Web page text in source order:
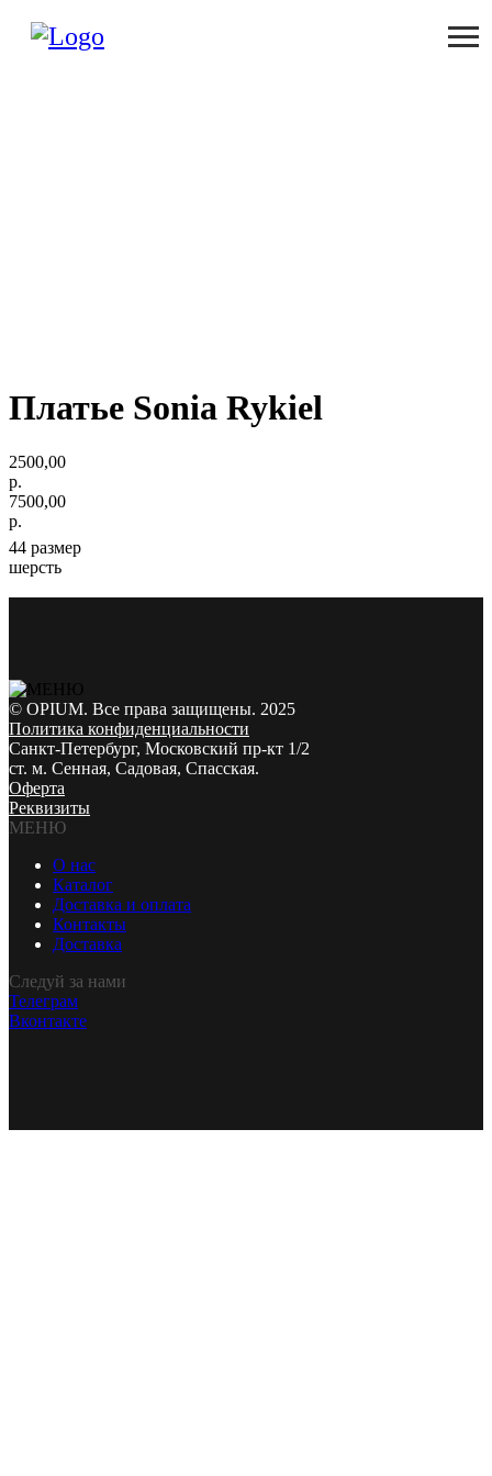
Платье Sonia Rykiel
2500,00
р.
7500,00
р.
44 размер
шерсть
© OPIUM. Все права защищены. 2025
Политика конфиденциальности
Санкт-Петербург, Московский пр-кт 1/2
ст. м. Сенная, Садовая, Спасская.
Оферта
Реквизиты
МЕНЮ
О нас
Каталог
Доставка и оплата
Контакты
Доставка
Следуй за нами
Телеграм
Вконтакте